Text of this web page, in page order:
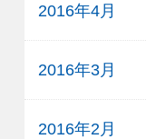
2016年4月
2016年3月
2016年2月